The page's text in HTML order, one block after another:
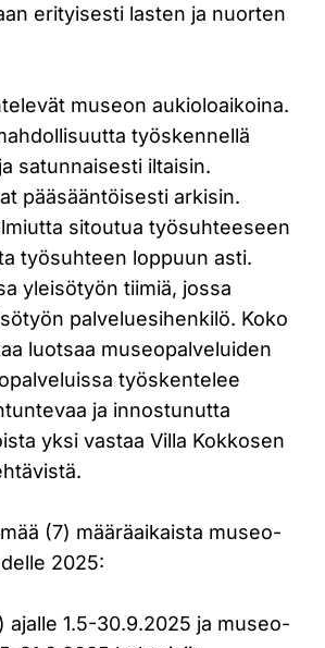
erityisesti lasten ja nuorten
museon aukioloaikoina.
työskennellä
satunnaisesti iltaisin.
pääsääntöisesti arkisin.
sitoutua työsuhteeseen
työsuhteen loppuun asti.
yleisötyön tiimiä, jossa
palveluesihenkilö. Koko
luotsaa museopalveluiden
työskentelee
ja innostunutta
yksi vastaa Villa Kokkosen
(7) määräaikaista museo-
2025:
ajalle 1.5-30.9.2025 ja museo-